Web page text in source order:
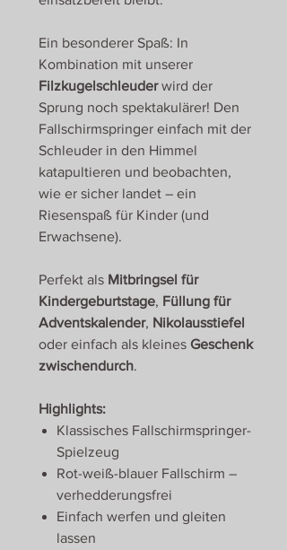
Ein besonderer Spaß: In
Kombination mit unserer
Filzkugelschleuderwird der
Sprung noch spektakulärer! Den
Fallschirmspringer einfach mit der
Schleuder in den Himmel
katapultieren und beobachten,
wie er sicher landet – ein
Riesenspaß für Kinder (und
Erwachsene).
Perfekt als Mitbringsel für
Kindergeburtstage, Füllung für
Adventskalender, Nikolausstiefel
oder einfach als kleines Geschenk
zwischendurch.
Highlights:
Klassisches Fallschirmspringer-
Spielzeug
Rot-weiß-blauer Fallschirm –
verhedderungsfrei
Einfach werfen und gleiten
lassen